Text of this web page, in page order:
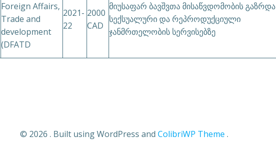
Foreign Affairs,
Trade and
development
(DFATD
2021-
22
2000
CAD
მიუსაფარ ბავშვთა მისაწვდომობის გაზრდა
სექსუალური და რეპროდუქციული
ჯანმრთელობის სერვისებზე
© 2026 . Built using WordPress and ColibriWP Theme .